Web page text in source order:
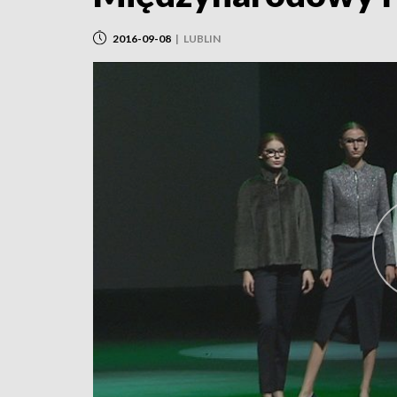
2016-09-08 | LUBLIN